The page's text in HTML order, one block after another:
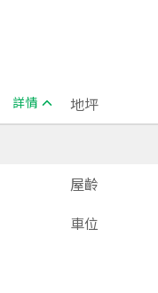
詳情 地坪
屋齡
車位